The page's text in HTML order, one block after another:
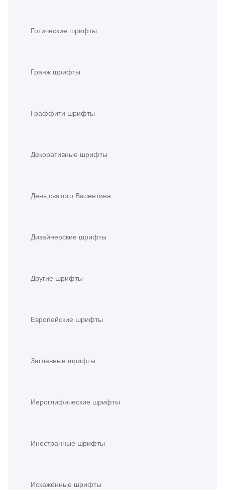
Готические шрифты
Гранж шрифты
Граффити шрифты
Декоративные шрифты
День святого Валентина
Дизайнерские шрифты
Другие шрифты
Европейские шрифты
Заглавные шрифты
Иероглифические шрифты
Иностранные шрифты
Искажённые шрифты